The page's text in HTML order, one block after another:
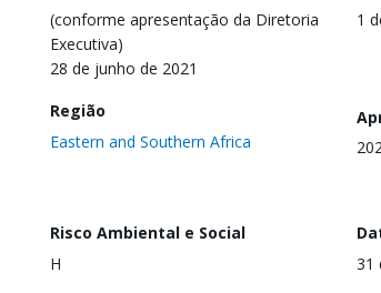
(conforme apresentação da Diretoria
Executiva)
28 de junho de 2021
1
Região
Eastern and Southern Africa
Risco Ambiental e Social
H
31